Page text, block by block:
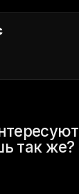
так же?